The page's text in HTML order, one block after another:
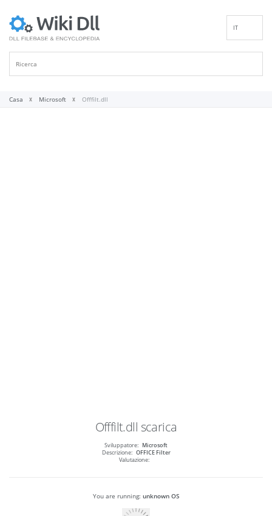
IT
Casa Microsoft Offfilt.dll
Offfilt.dll scarica
Sviluppatore: Microsoft
Descrizione: OFFICE Filter
Valutazione:
You are running: unknown OS